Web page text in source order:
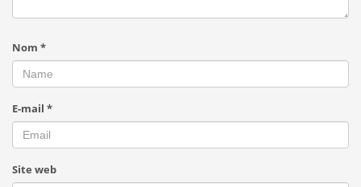
Nom *
E-mail *
Site web